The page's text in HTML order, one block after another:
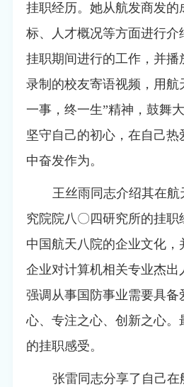
挂职经历。她从航发商发的
标、人才概况等方面进行介
挂职期间进行的工作，并播
录制的校友寄语视频，用航
一事，终一生”精神，鼓舞
坚守自己的初心，在自己热
中奋发作为。
王丝雨同志介绍其在
究院院八〇四研究所的挂职
中国航天八院的企业文化，
企业对计算机相关专业杰出
强调从事国防事业需要具备
心、专注之心、创新之心。
的挂职感受。
张雷同志分享了自己